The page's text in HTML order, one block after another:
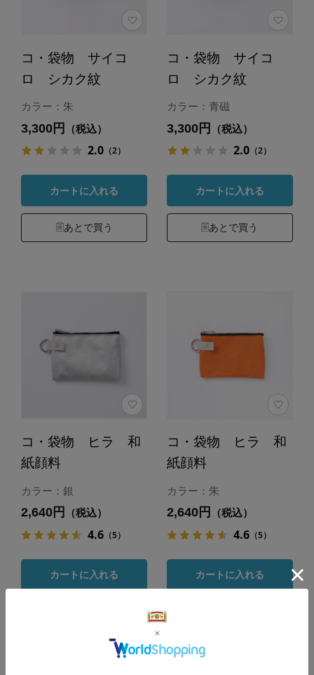
コ・袋物 サイコ
ロ シカク紋
カラー：朱
3,300円 （税込）
2.0（2）
カートに入れる
あとで買う
コ・袋物 サイコ
ロ シカク紋
カラー：青磁
3,300円 （税込）
2.0（2）
カートに入れる
あとで買う
コ・袋物 ヒラ 和
紙顔料
カラー：銀
2,640円 （税込）
4.6（5）
カートに入れる
コ・袋物 ヒラ 和
紙顔料
カラー：朱
2,640円 （税込）
4.6（5）
カートに入れる